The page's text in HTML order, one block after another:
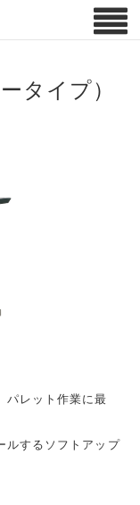
タイプ）
パレット作業に最
ルするソフトアップ